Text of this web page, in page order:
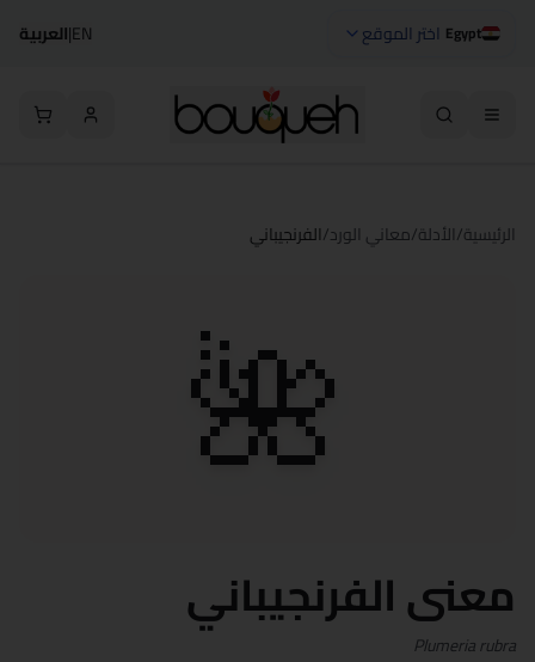
Egypt اختر الموقع EN
|العربية
الرئيسية/ الأدلة/معاني الورد/الفرنجيباني
🌺
معنى الفرنجيباني
Plumeria rubra